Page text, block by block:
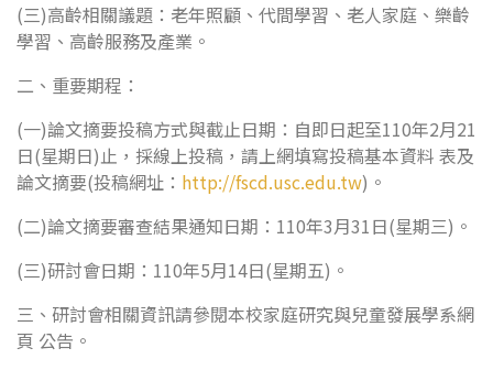
(三)高齡相關議題：老年照顧、代間學習、老人家庭、樂齡
學習、高齡服務及產業。
二、重要期程：
(一)論文摘要投稿方式與截止日期：自即日起至110年2月21
日(星期日)止，採線上投稿，請上網填寫投稿基本資料 表及
論文摘要(投稿網址： http://fscd.usc.edu.tw)。
(二)論文摘要審查結果通知日期：110年3月31日(星期三)。
(三)研討會日期：110年5月14日(星期五)。
三、研討會相關資訊請參閱本校家庭研究與兒童發展學系網
頁 公告。